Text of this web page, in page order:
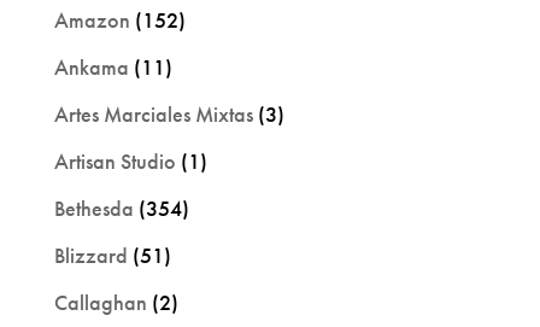
Amazon (152)
Ankama (11)
Artes Marciales Mixtas(3)
Artisan Studio (1)
Bethesda (354)
Blizzard (51)
Callaghan (2)